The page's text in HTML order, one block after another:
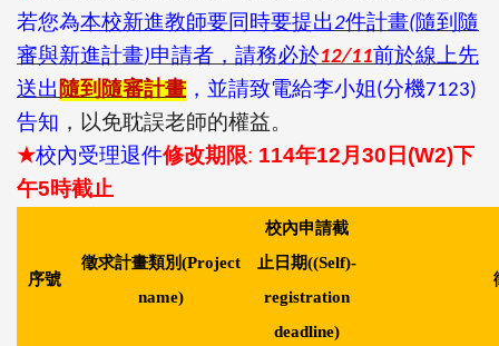
若您為本校新進教師要同時要提出2件計畫(隨到隨
審與新進計畫)申請者，請務必於12/11前於線上先
送出 隨到隨審計畫 ，並請致電給李小姐(分機7123)
告知 ，以免耽誤老師的權益。
★校內受理退件修改期限: 114年12月 30 日 (W2)下
午5時截止
序號
徵求計畫類別(Project
name)
校內申請截
止日期((Self)-
registration
deadline)